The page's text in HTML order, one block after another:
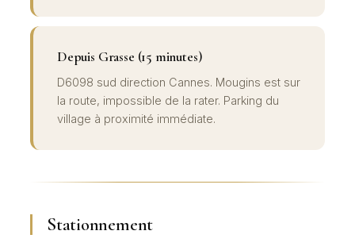
Depuis Grasse (15 minutes)
D6098 sud direction Cannes. Mougins est sur
la route, impossible de la rater. Parking du
village à proximité immédiate.
Stationnement